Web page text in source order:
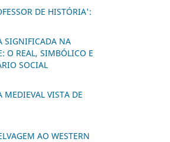
DE HISTÓRIA':
SIGNIFICADA NA
O REAL, SIMBÓLICO E
SOCIAL
MEDIEVAL VISTA DE
AO WESTERN